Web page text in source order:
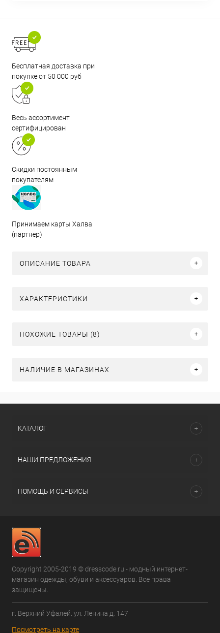
Бесплатная доставка при
покупке от 50 000 руб
Весь ассортимент
сертифицирован
Скидки постоянным
покупателям
Принимаем карты Халва
(партнер)
ОПИСАНИЕ ТОВАРА
ХАРАКТЕРИСТИКИ
ПОХОЖИЕ ТОВАРЫ (8)
НАЛИЧИЕ В МАГАЗИНАХ
КАТАЛОГ
НАШИ ПРЕДЛОЖЕНИЯ
ПОМОЩЬ И СЕРВИСЫ
Copyright 2005-2019 © dresscode.ru - модный интернет-
магазин одежды, обуви и аксессуаров. Все права
защищены.
г. Верхний Уфалей. ул. Ленина д. 147
Посмотреть на карте